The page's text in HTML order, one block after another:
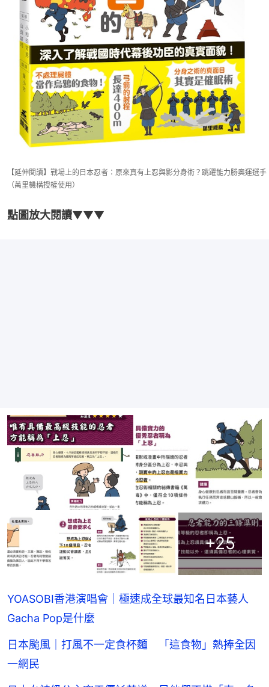
【延伸閱讀】戰場上的日本忍者：原來真有上忍與影分身術？跳躍能力勝奧運選手
（萬里機構授權使用）
點圖放大閱讀▼▼▼
+25
YOASOBI香港演唱會｜極速成全球最知名日本藝人
Gacha Pop是什麼
日本颱風｜打風不一定食杯麵 「這食物」熱捧全因
一網民